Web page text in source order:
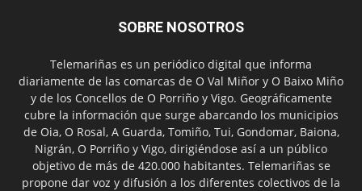
SOBRE NOSOTROS
Telemariñas es un periódico digital que informa
diariamente de las comarcas de O Val Miñor y O Baixo Miño
y de los Concellos de O Porriño y Vigo. Geográficamente
cubre la información que surge abarcando los municipios
de Oia, O Rosal, A Guarda, Tomiño, Tui, Gondomar, Baiona,
Nigrán, O Porriño y Vigo, dirigiéndose así a un público
objetivo de más de 420.000 habitantes. Telemariñas se
propone dar voz y difusión a los diferentes colectivos de la